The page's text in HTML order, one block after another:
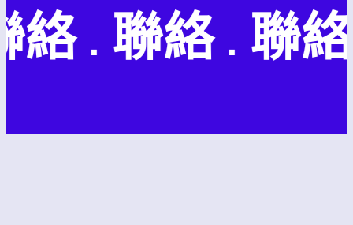
. 聯絡 . 聯絡